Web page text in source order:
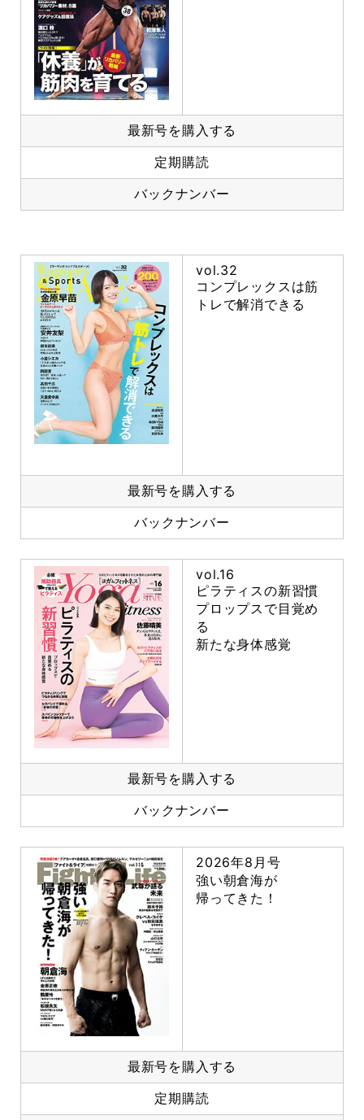
最新号を購入する
定期購読
バックナンバー
vol.32
コンプレックスは筋
トレで解消できる
最新号を購入する
バックナンバー
vol.16
ピラティスの新習慣
プロップスで目覚め
る
新たな身体感覚
最新号を購入する
バックナンバー
2026年8月号
強い朝倉海が
帰ってきた！
最新号を購入する
定期購読